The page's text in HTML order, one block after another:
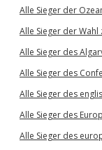
Alle Sieger der
Alle Sieger der Wahl
Alle Sieger des
Alle Sieger des
Alle Sieger des
Alle Sieger des
Alle Sieger des